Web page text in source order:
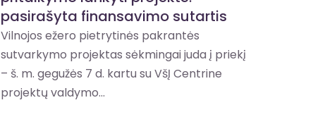
pasirašyta finansavimo sutartis
Vilnojos ežero pietrytinės pakrantės
sutvarkymo projektas sėkmingai juda į priekį
– š. m. gegužės 7 d. kartu su VšĮ Centrine
projektų valdymo...